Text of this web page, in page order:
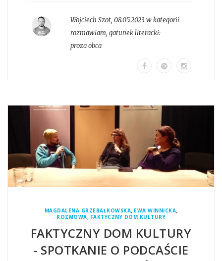
Wojciech Szot, 08.05.2023 w kategorii
rozmawiam, gatunek literacki:
proza obca
MAGDALENA GRZEBAŁKOWSKA, EWA WINNICKA,
ROZMOWA, FAKTYCZNY DOM KULTURY
FAKTYCZNY DOM KULTURY
- SPOTKANIE O PODCAŚCIE